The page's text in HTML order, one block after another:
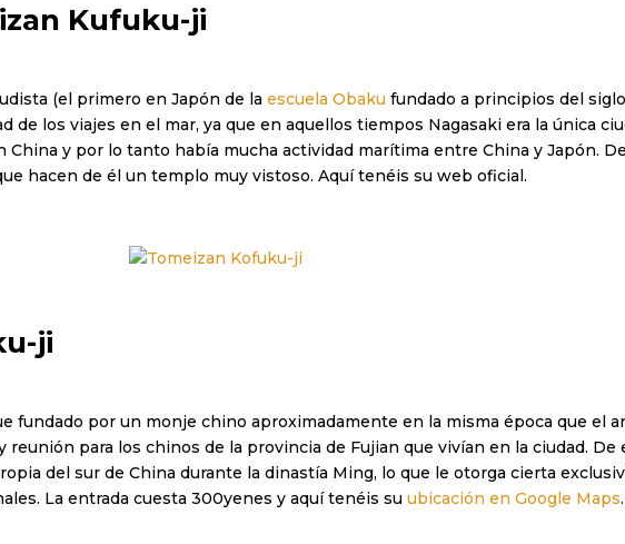
Kufuku-ji
(el primero en Japón de la escuela Obaku fundado a principios del
de los viajes en el mar, ya que en aquellos tiempos Nagasaki era la única
China y por lo tanto había mucha actividad marítima entre China y Japón.
hacen de él un templo muy vistoso. Aquí tenéis su web oficial.
ji
fundado por un monje chino aproximadamente en la misma época que el
reunión para los chinos de la provincia de Fujian que vivían en la ciudad.
del sur de China durante la dinastía Ming, lo que le otorga cierta
La entrada cuesta 300yenes y aquí tenéis su ubicación en Google Maps.